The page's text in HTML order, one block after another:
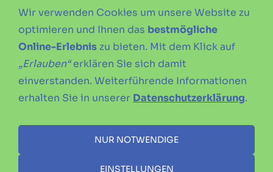
Wir verwenden Cookies um unsere Website zu
optimieren und Ihnen das bestmögliche
Online-Erlebnis zu bieten. Mit dem Klick auf
„Erlauben“erklären Sie sich damit
einverstanden. Weiterführende Informationen
erhalten Sie in unserer Datenschutzerklärung.
NUR NOTWENDIGE
EINSTELLUNGEN